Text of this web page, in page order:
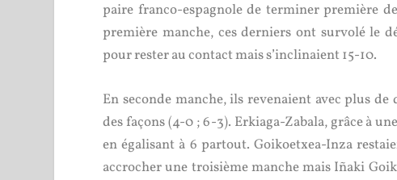
paire franco-espagnole de terminer première
première manche, ces derniers ont survolé le
pour rester au contact mais s’inclinaient 15-10.
En seconde manche, ils revenaient avec plus
des façons (4-0 ; 6-3). Erkiaga-Zabala, grâce à
en égalisant à 6 partout. Goikoetxea-Inza
accrocher une troisième manche mais Iñaki